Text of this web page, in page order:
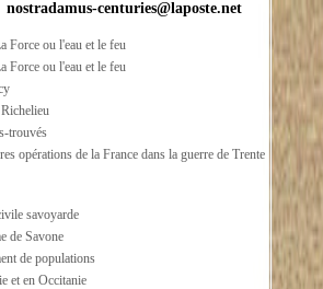
Force ou l'eau et le feu
Force ou l'eau et le feu
trouvés
opérations de la France dans la guerre de Trente
savoyarde
de Savone
de populations
et en Occitanie
nostradamus-centuries@laposte.net